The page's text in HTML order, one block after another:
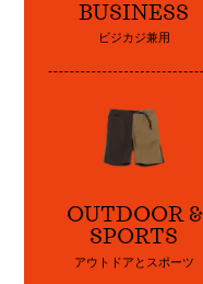
BUSINESS
ビジカジ兼用
OUTDOOR &
SPORTS
アウトドアとスポーツ